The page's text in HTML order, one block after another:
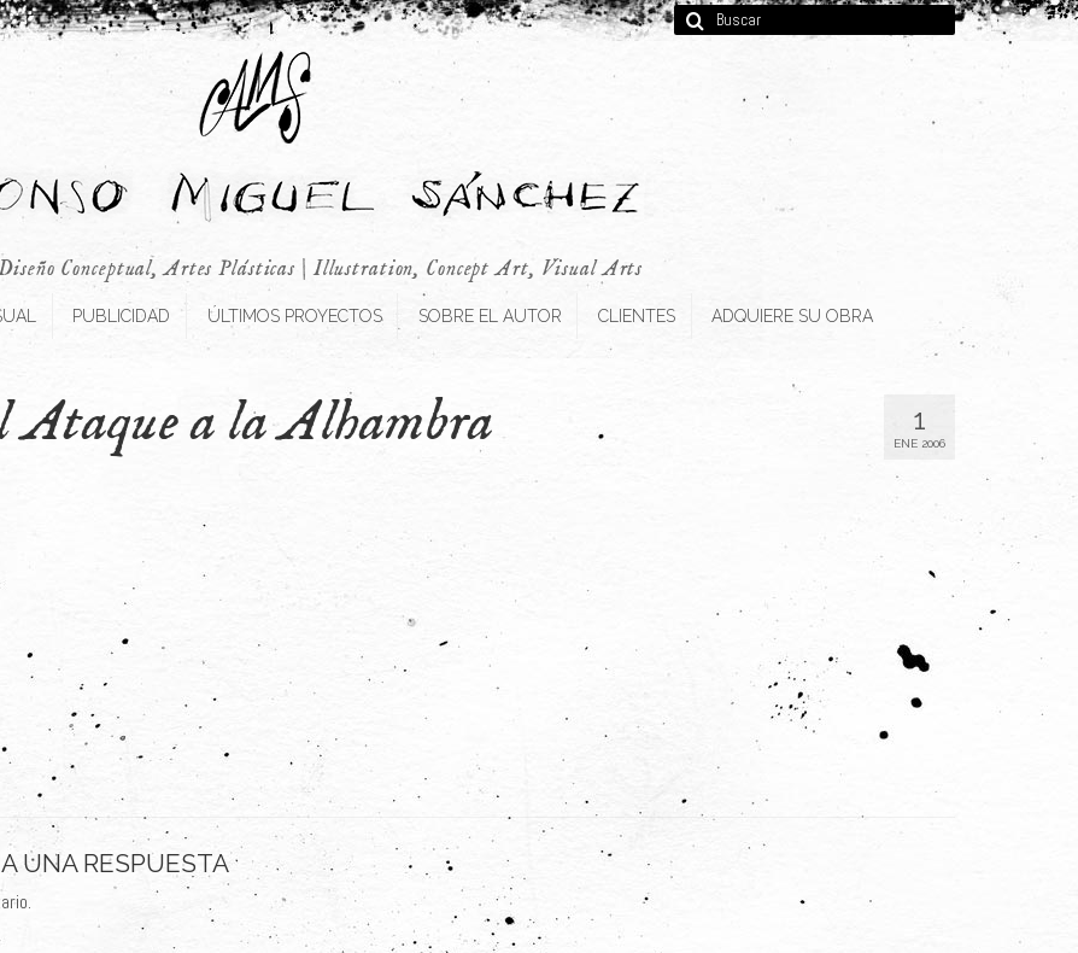
Buscar
por:
Conceptual, Artes Plásticas | Illustration, Concept Art, Visual Arts
PUBLICIDAD ÚLTIMOS PROYECTOS SOBRE EL AUTOR CLIENTES ADQUIERE SU OBRA
1
ENE 2006
Ataque a la Alhambra
UNA RESPUESTA